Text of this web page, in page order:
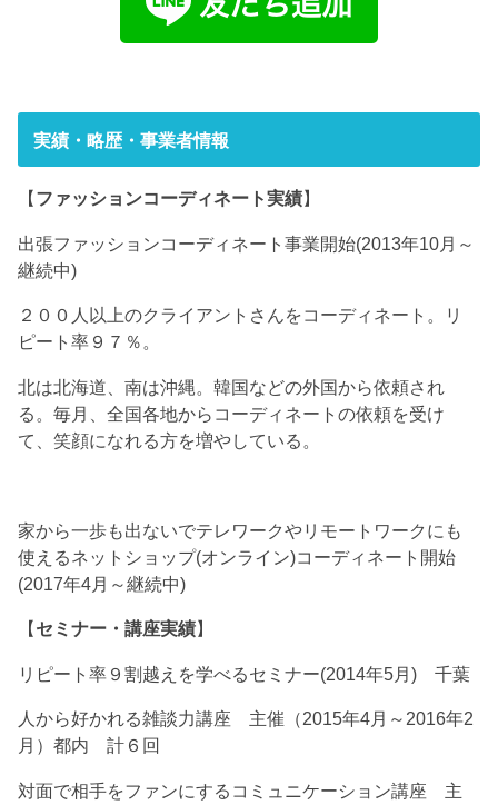
実績・略歴・事業者情報
【 ファッションコーディネート実績】
出張ファッションコーディネート事業開始(2013年10月～
継続中)
２００人以上のクライアントさんをコーディネート。リ
ピート率９７％。
北は北海道、南は沖縄。韓国などの外国から依頼され
る。毎月、全国各地からコーディネートの依頼を受け
て、笑顔になれる方を増やしている。
家から一歩も出ないでテレワークやリモートワークにも
使えるネットショップ(オンライン)コーディネート開始
(2017年4月～継続中)
【セミナー・講座実績】
リピート率９割越えを学べるセミナー(2014年5月) 千葉
人から好かれる雑談力講座 主催（2015年4月～2016年2
月）都内 計６回
対面で相手をファンにするコミュニケーション講座 主